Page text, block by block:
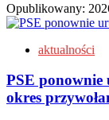
Opublikowany:
aktualności
PSE ponownie
okres